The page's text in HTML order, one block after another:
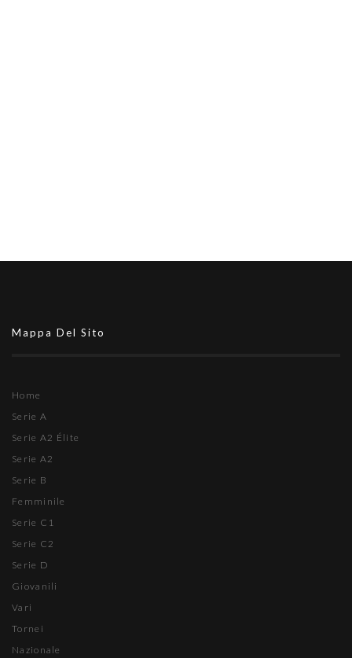
Mappa Del Sito
Home
Serie A
Serie A2 Élite
Serie A2
Serie B
Femminile
Serie C1
Serie C2
Serie D
Giovanili
Vari
Tornei
Nazionale